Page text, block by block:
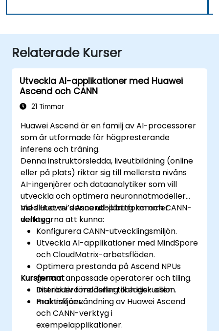
Relaterade Kurser
Utveckla AI-applikationer med Huawei
Ascend och CANN
21 Timmar
Huawei Ascend är en familj av AI-processorer
som är utformade för högpresterande
inferens och träning.
Denna instruktörsledda, liveutbildning (online
eller på plats) riktar sig till mellersta nivåns
AI-ingenjörer och dataanalytiker som vill
utveckla och optimera neuronnätmodeller
med Huawei’s Ascend-plattform och CANN-
verktyg.
Vid slutet av denna utbildning kommer
deltagarna att kunna:
Konfigurera CANN-utvecklingsmiljön.
Utveckla AI-applikationer med MindSpore
och CloudMatrix-arbetsflöden.
Optimera prestanda på Ascend NPUs
genom anpassade operatorer och tiling.
Distribuera modeller till edge- eller
molnmiljöer.
Kursformat
Interaktiv föreläsning och diskussion.
Praktisk användning av Huawei Ascend
och CANN-verktyg i
exempelapplikationer.